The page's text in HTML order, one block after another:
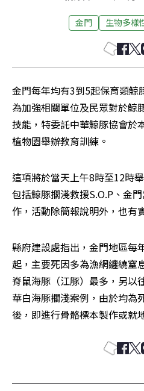
金門 生物多樣
金門每年均有3到5起保育類鯨
為加強相關單位及民眾對於鯨
技能，特委託中華鯨豚協會於
植物園舉辦教育訓練。
這項將於當天上午8時至12時
包括鯨豚擱淺救援S.O.P、金
作，活動除簡報說明外，也有
縣府建設處指出，金門地區每
起，主要死因多為漁網纏繞窒
脊鼠海豚（江豚）最多，另以
華白海豚擱淺案例，由於均為
後，即進行骨骼標本製作或就